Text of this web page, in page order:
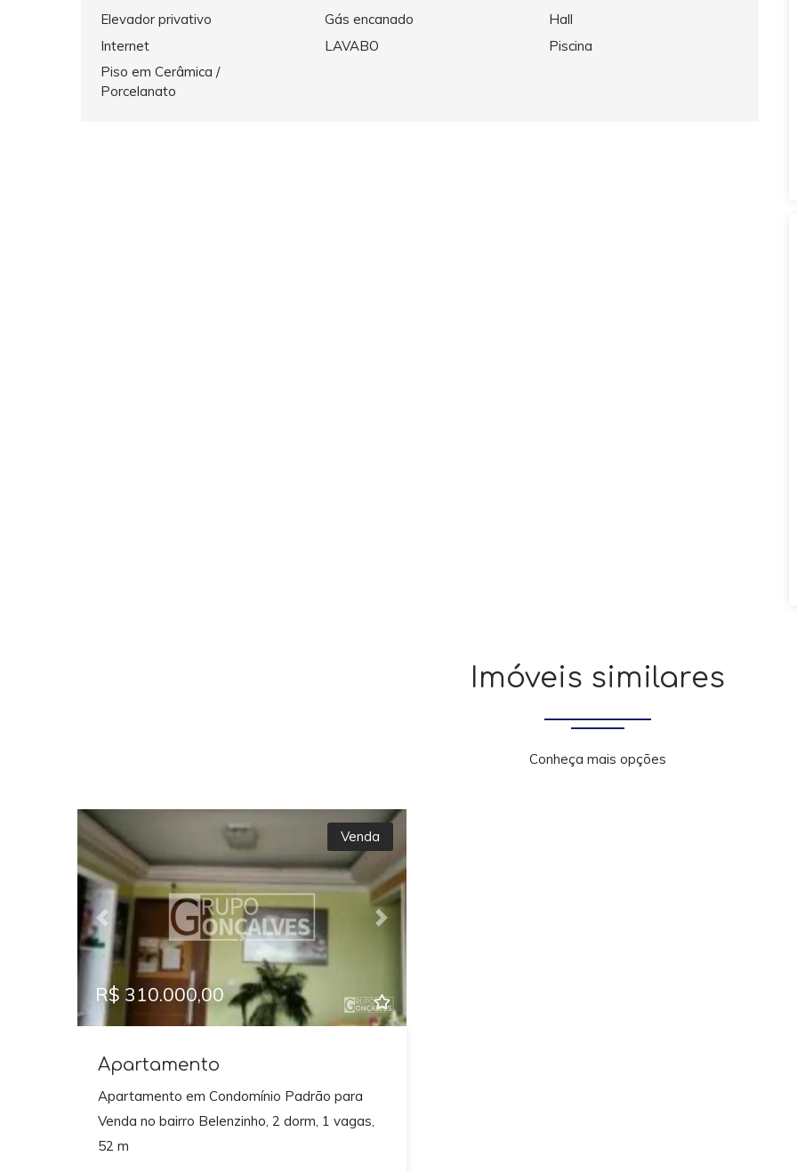
Elevador privativo
Gás encanado
Hall
Internet
LAVABO
Piscina
Piso em Cerâmica /
Porcelanato
Imóveis similares
Conheça mais opções
Previous Next
Venda
R$ 310.000,00
Apartamento
Apartamento em Condomínio Padrão para
Venda no bairro Belenzinho, 2 dorm, 1 vagas,
52 m